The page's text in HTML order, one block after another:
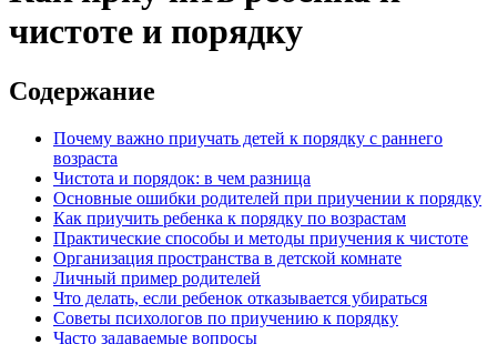
чистоте и порядку
Содержание
Почему важно приучать детей к порядку с раннего
возраста
Чистота и порядок: в чем разница
Основные ошибки родителей при приучении к порядку
Как приучить ребенка к порядку по возрастам
Практические способы и методы приучения к чистоте
Организация пространства в детской комнате
Личный пример родителей
Что делать, если ребенок отказывается убираться
Советы психологов по приучению к порядку
Часто задаваемые вопросы